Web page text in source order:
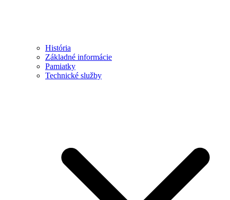
História
Základné informácie
Pamiatky
Technické služby